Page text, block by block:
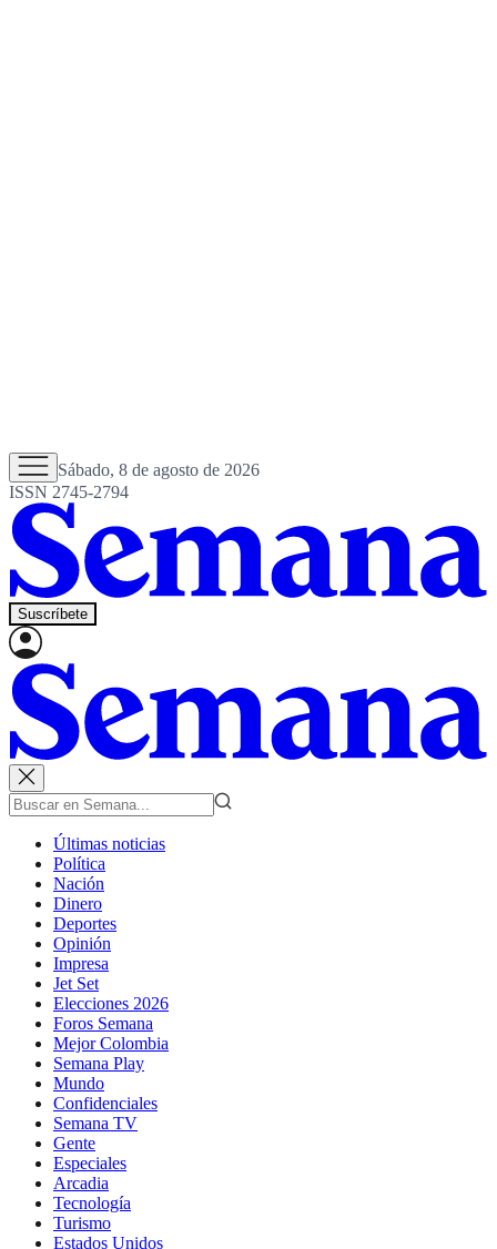
Sábado, 8 de agosto de 2026
ISSN 2745-2794
Suscríbete
Últimas noticias
Política
Nación
Dinero
Deportes
Opinión
Impresa
Jet Set
Elecciones 2026
Foros Semana
Mejor Colombia
Semana Play
Mundo
Confidenciales
Semana TV
Gente
Especiales
Arcadia
Tecnología
Turismo
Estados Unidos